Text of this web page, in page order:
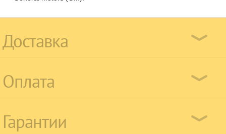
Доставка
Оплата
Гарантии